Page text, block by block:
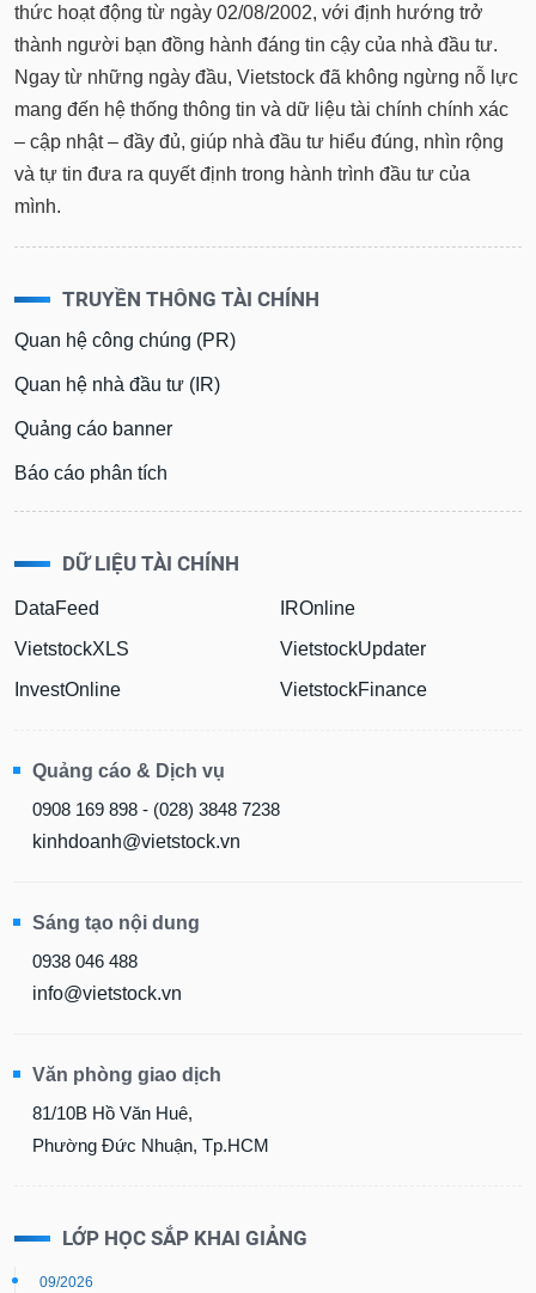
thức hoạt động từ ngày 02/08/2002, với định hướng trở
thành người bạn đồng hành đáng tin cậy của nhà đầu tư.
Ngay từ những ngày đầu, Vietstock đã không ngừng nỗ lực
mang đến hệ thống thông tin và dữ liệu tài chính chính xác
– cập nhật – đầy đủ, giúp nhà đầu tư hiểu đúng, nhìn rộng
và tự tin đưa ra quyết định trong hành trình đầu tư của
mình.
TRUYỀN THÔNG TÀI CHÍNH
Quan hệ công chúng (PR)
Quan hệ nhà đầu tư (IR)
Quảng cáo banner
Báo cáo phân tích
DỮ LIỆU TÀI CHÍNH
DataFeed
VietstockXLS
InvestOnline
IROnline
VietstockUpdater
VietstockFinance
Quảng cáo & Dịch vụ
0908 169 898 - (028) 3848 7238
kinhdoanh@vietstock.vn
Sáng tạo nội dung
0938 046 488
info@vietstock.vn
Văn phòng giao dịch
81/10B Hồ Văn Huê,
Phường Đức Nhuận, Tp.HCM
LỚP HỌC SẮP KHAI GIẢNG
09/2026